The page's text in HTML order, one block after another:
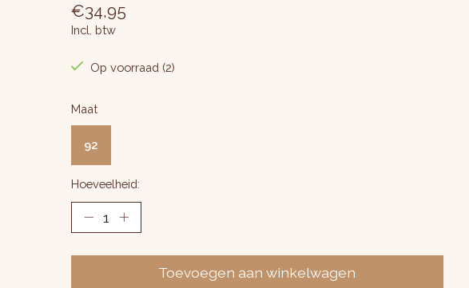
€34,95
Incl. btw
Op voorraad (2)
Maat
92
Hoeveelheid:
Toevoegen aan winkelwagen